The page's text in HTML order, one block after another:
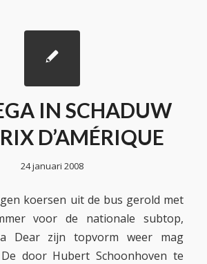
IN SCHADUW
D’AMÉRIQUE
24 januari 2008
koersen uit de bus gerold met
voor de nationale subtop,
Dear zijn topvorm weer mag
door Hubert Schoonhoven te